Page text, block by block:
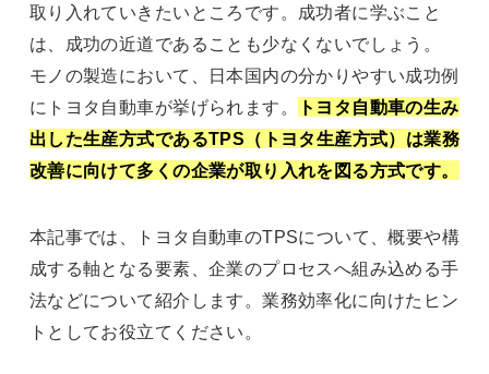
取り入れていきたいところです。成功者に学ぶこと
は、成功の近道であることも少なくないでしょう。
モノの製造において、日本国内の分かりやすい成功例
にトヨタ自動車が挙げられます。
トヨタ自動車の生み
出した生産方式であるTPS（トヨタ生産方式）は業務
改善に向けて多くの企業が取り入れを図る方式です。
本記事では、トヨタ自動車のTPSについて、概要や構
成する軸となる要素、企業のプロセスへ組み込める手
法などについて紹介します。業務効率化に向けたヒン
トとしてお役立てください。